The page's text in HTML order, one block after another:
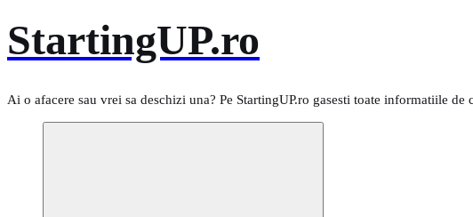
StartingUP.ro
Ai o afacere sau vrei sa deschizi una? Pe StartingUP.ro gasesti toate informatiile de